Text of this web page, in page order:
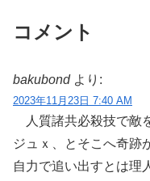
コメント
bakubond より:
2023年11月23日 7:40 AM
人質諸共必殺技で敵
ジュｘ、とそこへ奇跡
自力で追い出すとは理